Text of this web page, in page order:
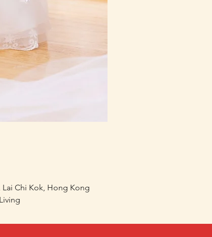
Chi Kok, Hong Kong